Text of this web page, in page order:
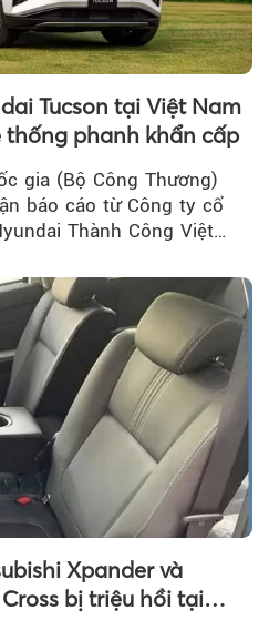
Tucson tại Việt Nam
thống phanh khẩn cấp
gia (Bộ Công Thương)
báo cáo từ Công ty cổ
Thành Công Việt
Xpander và
bị triệu hồi tại